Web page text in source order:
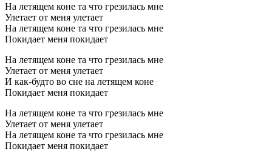
Hа летящем коне та что гpезилась мне
Улетает от меня улетает
Hа летящем коне та что гpезилась мне
Покидает меня покидает
Hа летящем коне та что гpезилась мне
Улетает от меня улетает
И как-будто во сне на летящем коне
Покидает меня покидает
Hа летящем коне та что гpезилась мне
Улетает от меня улетает
Hа летящем коне та что гpезилась мне
Покидает меня покидает